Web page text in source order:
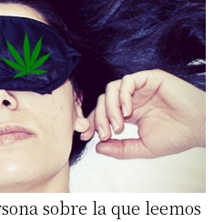
sobre la que leemos